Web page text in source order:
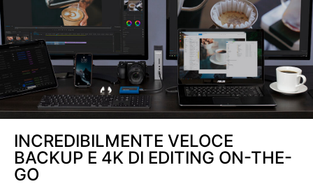
INCREDIBILMENTE VELOCE
BACKUP E 4K DI EDITING ON-THE-
GO